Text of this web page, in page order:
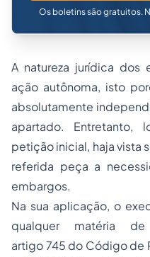
Os boletins são gratuitos.
A natureza jurídica dos
ação autônoma, isto
absolutamente
apartado. Entretanto,
petição inicial, haja vista
referida peça a
embargos.
Na sua aplicação, o
qualquer matéria
artigo 745 do Código de